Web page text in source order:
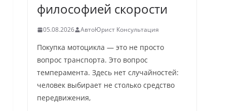
философией скорости
05.08.2026 АвтоЮрист Консультация
Покупка мотоцикла — это не просто
вопрос транспорта. Это вопрос
темперамента. Здесь нет случайностей:
человек выбирает не столько средство
передвижения,